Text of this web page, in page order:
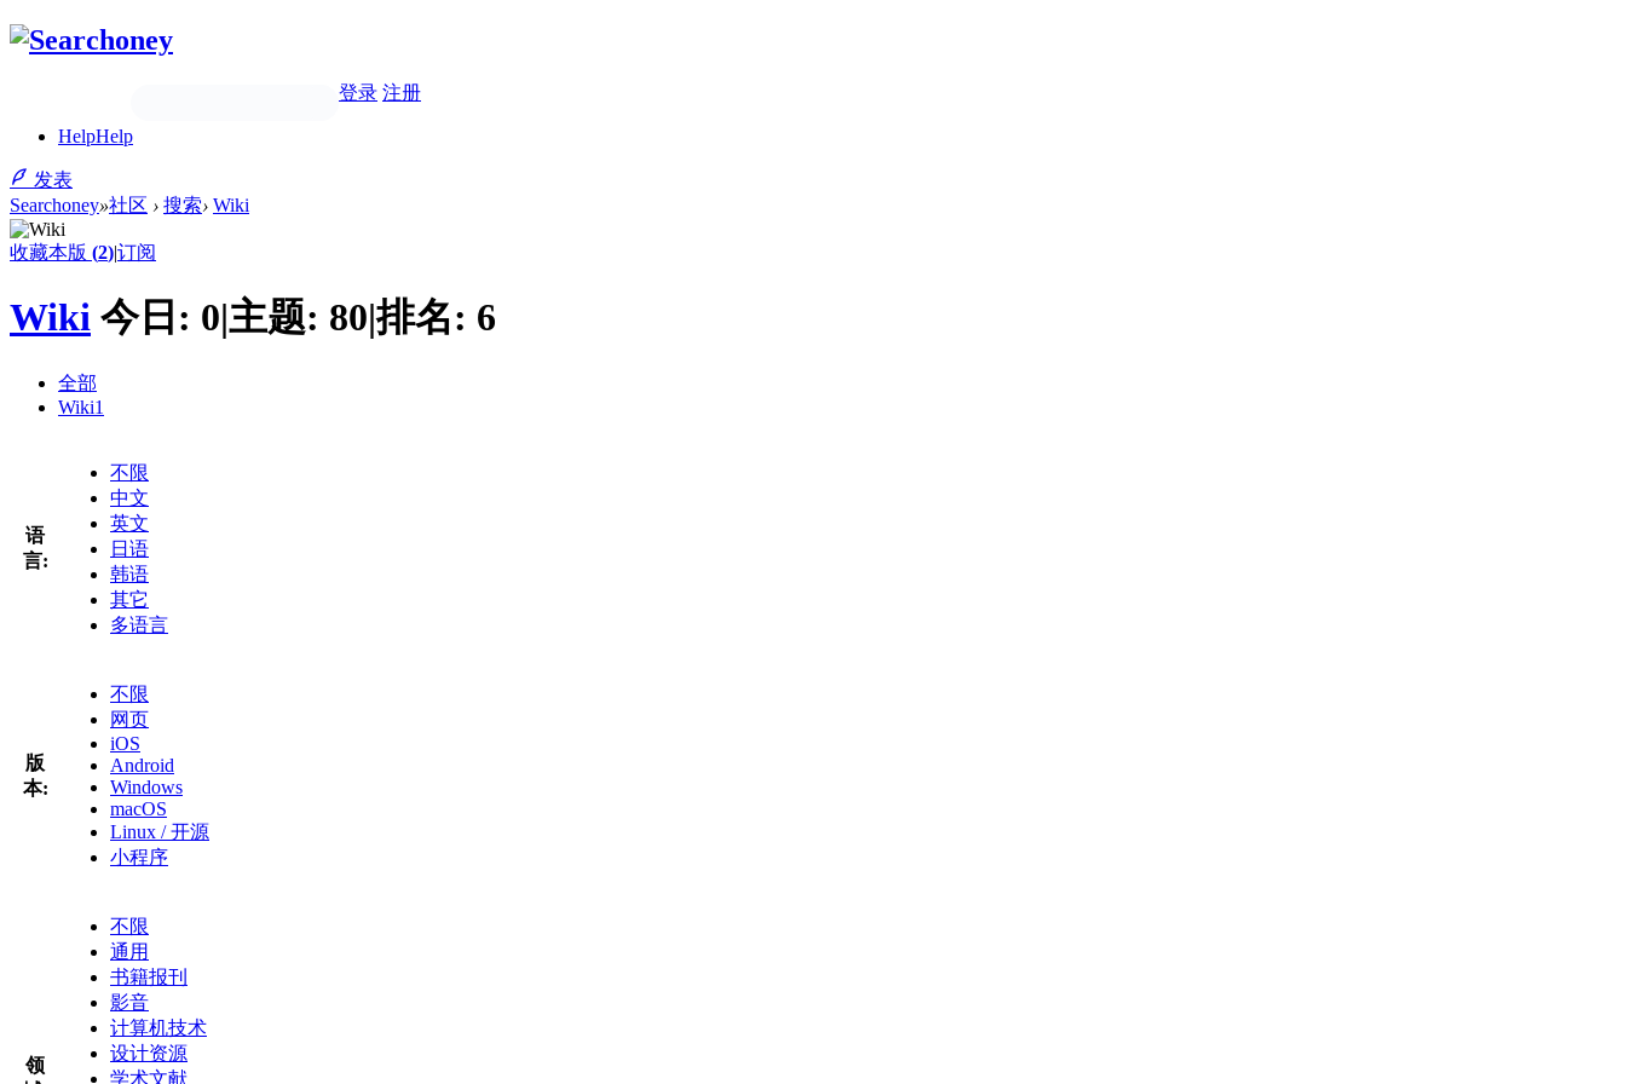
登录 注册
HelpHelp
发表
Searchoney»社区 › 搜索› Wiki
收藏本版 (2)|订阅
Wiki 今日: 0|主题: 80|排名: 6
全部
Wiki1
语
言:
不限
中文
英文
日语
韩语
其它
多语言
版
本:
不限
网页
iOS
Android
Windows
macOS
Linux / 开源
小程序
领
不限
通用
书籍报刊
影音
计算机技术
设计资源
学术文献